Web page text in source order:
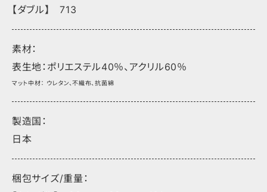
【ダブル】 713
素材：
表生地：ポリエステル40％、アクリル60％
マット中材： ウレタン、不織布、抗菌綿
製造国：
日本
梱包サイズ/重量：